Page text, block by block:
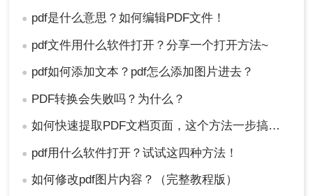
● pdf是什么意思？如何编辑PDF文件！
● pdf文件用什么软件打开？分享一个打开方法~
● pdf如何添加文本？pdf怎么添加图片进去？
● PDF转换会失败吗？为什么？
● 如何快速提取PDF文档页面，这个方法一步搞定！
● pdf用什么软件打开？试试这四种方法！
● 如何修改pdf图片内容？（完整教程版）